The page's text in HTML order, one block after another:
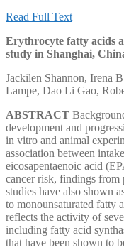
Read Full Text
Erythrocyte fatty acids
study in Shanghai,
Jackilen Shannon, Irena
Lampe, Dao Li Gao,
ABSTRACT
development and
in vitro and animal
association between
eicosapentaenoic acid
cancer risk, findings from
studies have also shown
to monounsaturated fatty
reflects the activity of
including fatty acid
that have been shown to